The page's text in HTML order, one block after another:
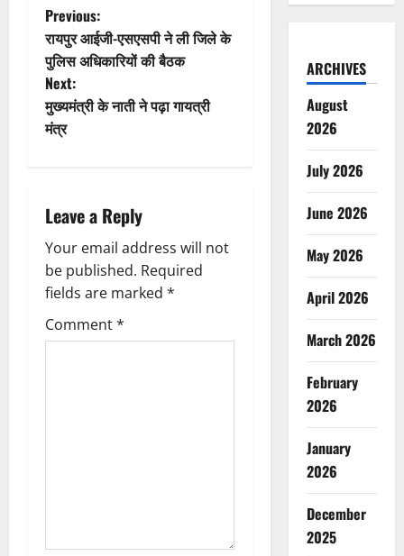
P
o
s
t
a
v
i
g
Previous:
रायपुर आईजी-एसएसपी ने ली जिले के
पुलिस अधिकारियों की बैठक
Next:
मुख्यमंत्री के नाती ने पढ़ा गायत्री
मंत्र
Leave a Reply
Your email address will not
be published. Required
fields are marked *
Comment*
ARCHIVES
August
2026
July 2026
June 2026
May 2026
April 2026
March 2026
February
2026
January
2026
December
2025